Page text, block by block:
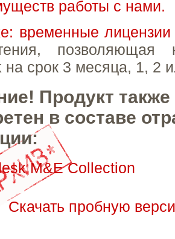
работы с нами.
временные
позволяющая
на срок 3 месяца, 1, 2
Продукт
в составе
M&E Collection
Скачать пробную